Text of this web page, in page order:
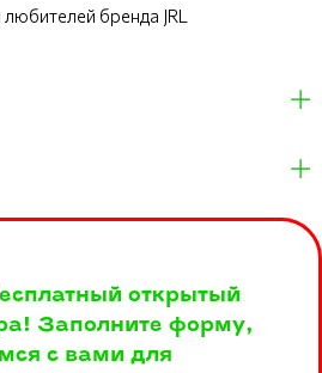
бренда JRL
открытый
Заполните форму,
с вами для